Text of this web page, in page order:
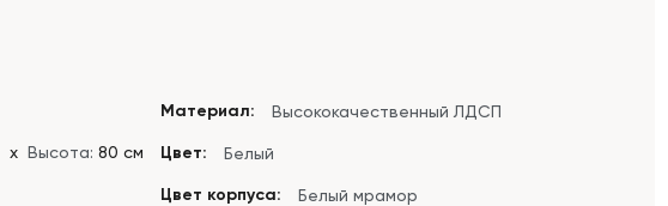
х Высота: 80 см
Материал: Высококачественный ЛДСП
Цвет: Белый
Цвет корпуса: Белый мрамор